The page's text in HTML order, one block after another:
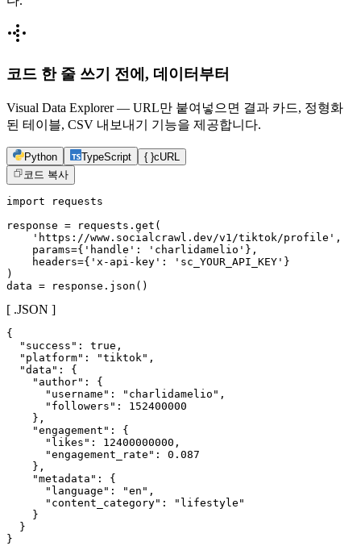
코드 한 줄 쓰기 전에, 데이터부터
Visual Data Explorer — URL만 붙여넣으면 결과 카드, 정형화
된 테이블, CSV 내보내기 기능을 제공합니다.
Python TypeScript { }cURL
코드 복사
import requests
response = requests.get(
    'https://www.socialcrawl.dev/v1/tiktok/profile',
    params={'handle': 'charlidamelio'},
    headers={'x-api-key': 'sc_YOUR_API_KEY'}
)
data = response.json()
[ .JSON ]
{
  "success": true,
  "platform": "tiktok",
  "data": {
    "author": {
      "username": "charlidamelio",
      "followers": 152400000
    },
    "engagement": {
      "likes": 12400000000,
      "engagement_rate": 0.087
    },
    "metadata": {
      "language": "en",
      "content_category": "lifestyle"
    }
  }
}